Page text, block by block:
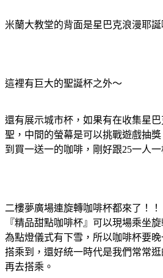
米蘭大教堂的背面是星巴克浪漫耶誕
這裡有巨大的聖誕杯之外～
還有展示城市杯，如果有在收集星
聖，中間的螢幕是可以挑戰遊戲抽
到買一送一的咖啡，剛好跟25一人一
二樓夢廣場連旋轉咖啡杯都來了！！
『精品甜點咖啡杯』可以現場乘坐
為點燈儀式有下雪，所以咖啡杯要
搭乘到，還好統一時代是我們常常
再去搭乘。